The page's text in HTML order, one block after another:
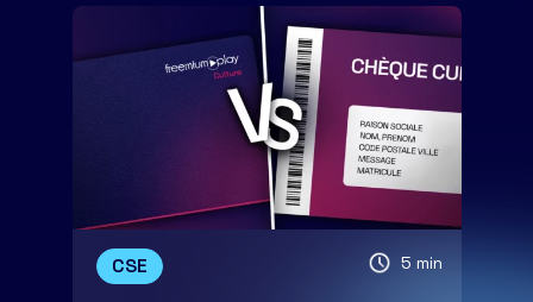
CSE 5 min